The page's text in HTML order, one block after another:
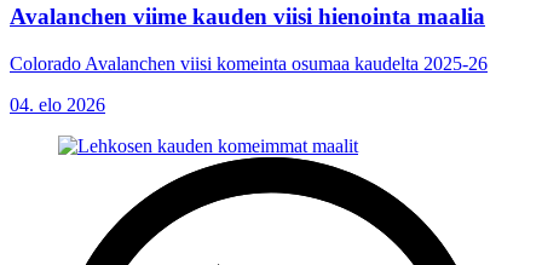
Avalanchen viime kauden viisi hienointa maalia
Colorado Avalanchen viisi komeinta osumaa kaudelta 2025-26
04. elo 2026